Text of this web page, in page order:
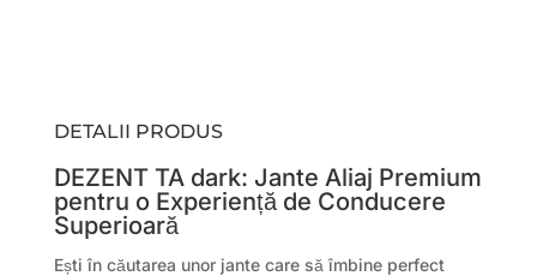
DETALII PRODUS
DEZENT TA dark: Jante Aliaj Premium
pentru o Experiență de Conducere
Superioară
Ești în căutarea unor jante care să îmbine perfect